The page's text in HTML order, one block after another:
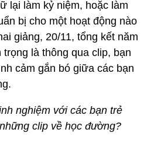
lại làm kỷ niệm, hoặc làm
bị cho một hoạt động nào
giảng, 20/11, tổng kết năm
là thông qua clip, bạn
cảm gắn bó giữa các bạn
nghiệm với các bạn trẻ
clip về học đường?